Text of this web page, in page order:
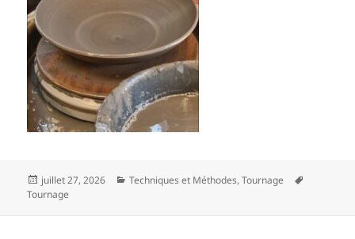
Publié
le
juillet 27, 2026 Catégories
Techniques et Méthodes,Tournage
Tournage